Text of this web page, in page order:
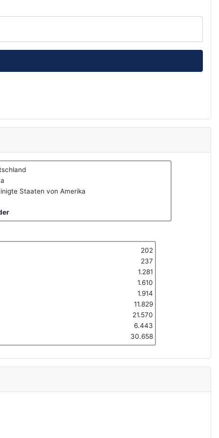
Staaten von Amerika
202
237
1.281
1.610
1.914
11.829
21.570
6.443
30.658